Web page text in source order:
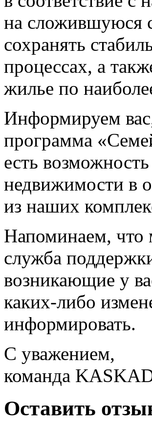
на сложившуюся
сохранять
процессах, а
жилье по
Информируем
программа
есть
недвижимости в
из наших
Напоминаем, что
служба
возникающие у
каких-либо
информировать.
С уважением,
команда
Оставить